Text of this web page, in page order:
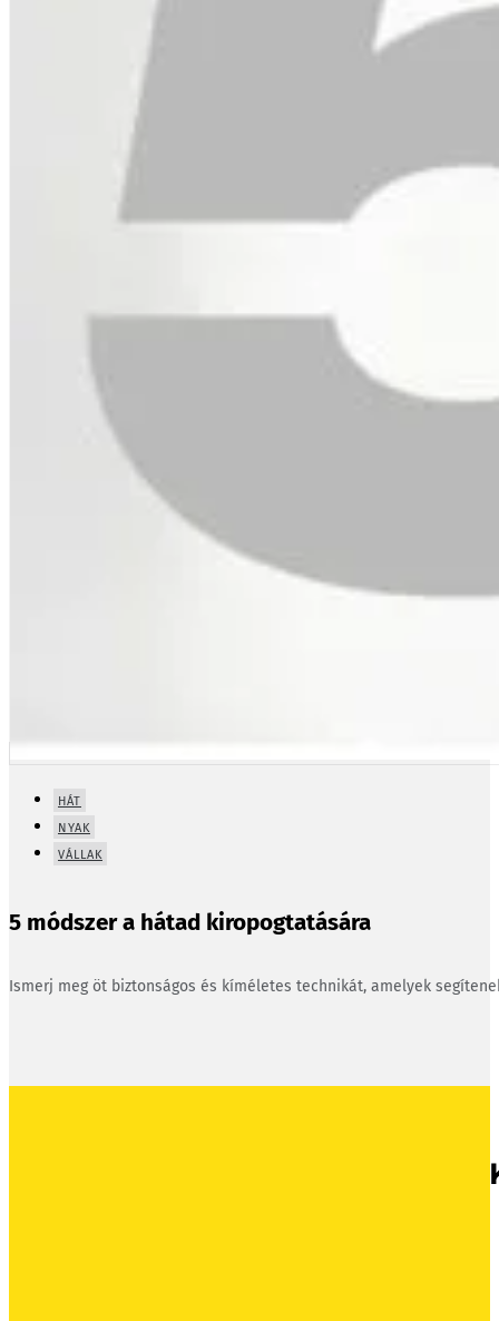
HÁT
NYAK
VÁLLAK
5 módszer a hátad kiropogtatására
Ismerj meg öt biztonságos és kíméletes technikát, amelyek